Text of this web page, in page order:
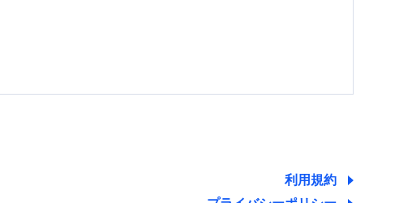
に関する情報を提供し、金融商品等の契約を勧奨するた
供するため
利用規約